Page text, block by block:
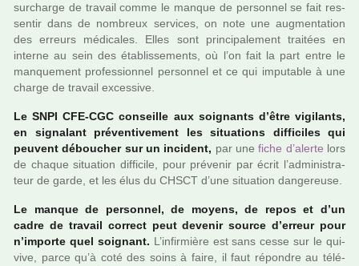
sur­charge de tra­vail comme le manque de per­son­nel se fait res­
sen­tir dans de nom­breux ser­vi­ces, on note une aug­men­ta­tion
des erreurs médi­ca­les. Elles sont prin­ci­pa­le­ment trai­tées en
interne au sein des établissements, où l’on fait la part entre le
man­que­ment pro­fes­sion­nel per­son­nel et ce qui impu­ta­ble à une
charge de tra­vail exces­sive.
Le SNPI CFE-CGC conseille aux soi­gnants d’être vigi­lants,
en signa­lant pré­ven­ti­ve­ment les situa­tions dif­fi­ci­les qui
peu­vent débou­cher sur un inci­dent, par unefiche d’alerte lors
de chaque situa­tion dif­fi­cile, pour pré­ve­nir par écrit l’admi­nis­tra­
teur de garde, et les élus du CHSCT d’une situa­tion dan­ge­reuse.
Le manque de per­son­nel, de moyens, de repos et d’un
cadre de tra­vail cor­rect peut deve­nir source d’erreur pour
n’importe quel soi­gnant. L’infir­mière est sans cesse sur le qui-
vive, parce qu’à coté des soins à faire, il faut répon­dre au télé­